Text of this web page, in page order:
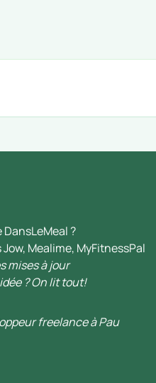
?
Mealime, MyFitnessPal
mises à jour
? On lit tout!
freelance à Pau